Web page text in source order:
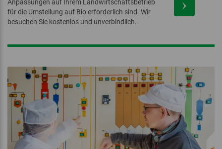
Anpassungen auf Ihrem Landwirtschaftsbetrieb
für die Umstellung auf Bio erforderlich sind. Wir
besuchen Sie kostenlos und unverbindlich.